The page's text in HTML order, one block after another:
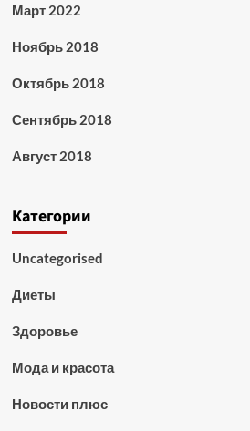
Март 2022
Ноябрь 2018
Октябрь 2018
Сентябрь 2018
Август 2018
Категории
Uncategorised
Диеты
Здоровье
Мода и красота
Новости плюс